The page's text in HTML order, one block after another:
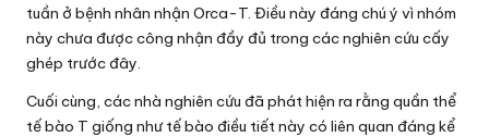
tuần ở bệnh nhân nhận Orca-T. Điều này đáng chú ý vì nhóm
này chưa được công nhận đầy đủ trong các nghiên cứu cấy
ghép trước đây.
Cuối cùng, các nhà nghiên cứu đã phát hiện ra rằng quần thể
tế bào T giống như tế bào điều tiết này có liên quan đáng kể